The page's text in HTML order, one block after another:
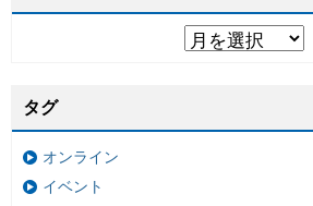
タグ
オンライン
イベント